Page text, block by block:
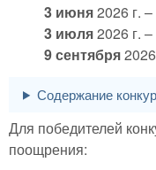
3 июня2026 г.
3 июля2026 г.
9 сентября
Содержание
Для победителей
поощрения: